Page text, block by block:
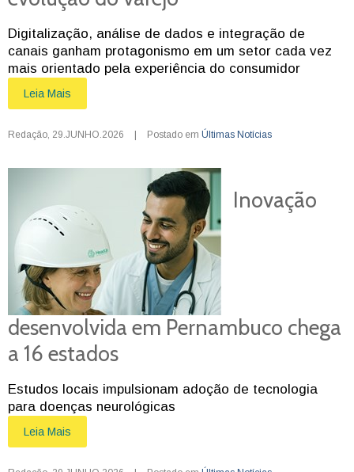
Digitalização, análise de dados e integração de
canais ganham protagonismo em um setor cada vez
mais orientado pela experiência do consumidor
Leia Mais
Redação 29.JUNHO.2026 | Postado em Últimas Notícias
Inovação
desenvolvida em Pernambuco chega
a 16 estados
Estudos locais impulsionam adoção de tecnologia
para doenças neurológicas
Leia Mais